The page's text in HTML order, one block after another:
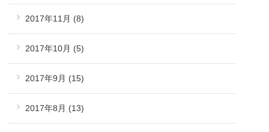
2017年11月 (8)
2017年10月 (5)
2017年9月 (15)
2017年8月 (13)